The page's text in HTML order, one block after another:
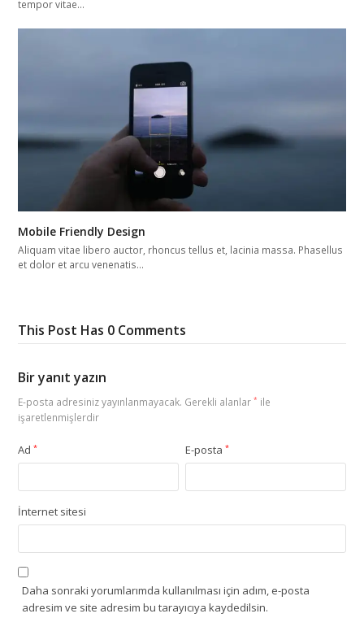
tempor vitae…
Mobile Friendly Design
Aliquam vitae libero auctor, rhoncus tellus et, lacinia massa. Phasellus
et dolor et arcu venenatis…
This Post Has 0 Comments
Bir yanıt yazın
E-posta adresiniz yayınlanmayacak. Gerekli alanlar* ile
işaretlenmişlerdir
Ad* E-posta*
İnternet sitesi
Daha sonraki yorumlarımda kullanılması için adım, e-posta
adresim ve site adresim bu tarayıcıya kaydedilsin.